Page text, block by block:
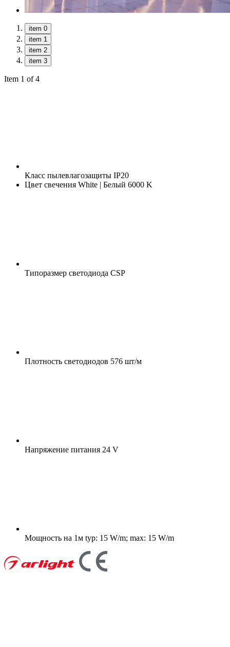
item 0
item 1
item 2
item 3
Item 1 of 4
Класс пылевлагозащиты IP20
Цвет свечения White | Белый 6000 K
Типоразмер светодиода CSP
Плотность светодиодов 576 шт/м
Напряжение питания 24 V
Мощность на 1м typ: 15 W/m; max: 15 W/m